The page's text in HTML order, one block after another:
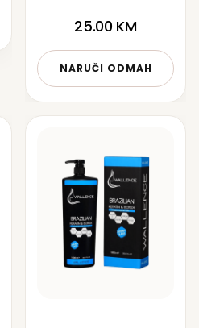
25.00 KM
NARUČI ODMAH